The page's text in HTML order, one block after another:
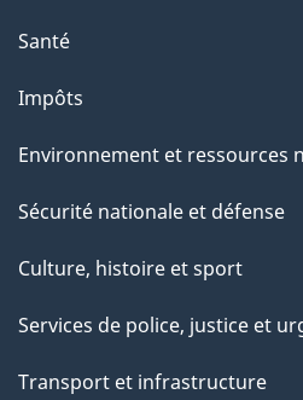
Santé
Impôts
Environnement et ressources
Sécurité nationale et défense
Culture, histoire et sport
Services de police, justice et
Transport et infrastructure